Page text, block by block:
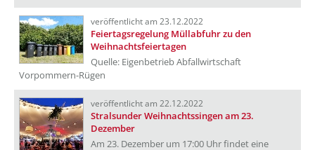
veröffentlicht am 23.12.2022
Feiertagsregelung Müllabfuhr zu den
Weihnachtsfeiertagen
Quelle: Eigenbetrieb Abfallwirtschaft
Vorpommern-Rügen
veröffentlicht am 22.12.2022
Stralsunder Weihnachtssingen am 23.
Dezember
Am 23. Dezember um 17:00 Uhr findet eine